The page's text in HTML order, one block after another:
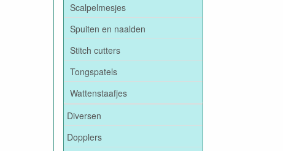
Scalpelmesjes
Spuiten en naalden
Stitch cutters
Tongspatels
Wattenstaafjes
Diversen
Dopplers